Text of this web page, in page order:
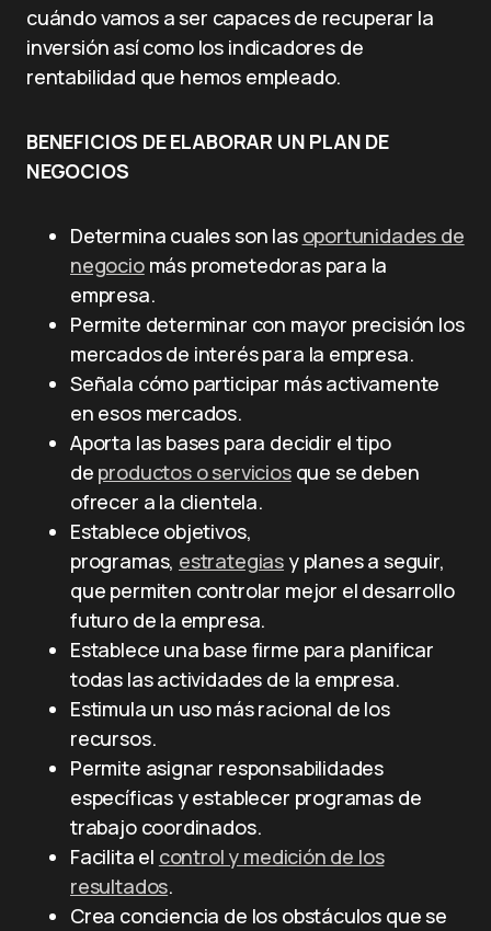
cuándo vamos a ser capaces de recuperar la
inversión así como los indicadores de
rentabilidad que hemos empleado.
BENEFICIOS DE ELABORAR UN PLAN DE
NEGOCIOS
Determina cuales son las oportunidades de
negociomás prome­tedoras para la
empresa.
Permite determinar con mayor precisión los
mercados de inte­rés para la empresa.
Señala cómo participar más activamente
en esos mercados.
Aporta las bases para decidir el tipo
de productos o serviciosque se deben
ofrecer a la clientela.
Establece objetivos,
programas, estrategias y planes a seguir,
que permiten controlar mejor el desarrollo
futuro de la empresa.
Establece una base firme para planificar
todas las actividades de la empresa.
Estimula un uso más racional de los
recursos.
Permite asignar responsabilidades
específicas y establecer pro­gramas de
trabajo coordinados.
Facilita el control y medición de los
resultados.
Crea conciencia de los obstáculos que se